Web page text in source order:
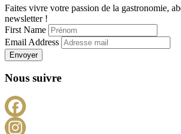
Faites vivre votre passion de la gastronomie,
newsletter !
First Name
Email Address
Envoyer
Nous suivre